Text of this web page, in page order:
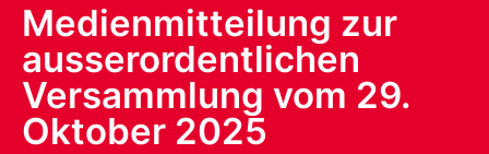
Medienmitteilung zur
ausserordentlichen
Versammlung vom 29.
Oktober 2025